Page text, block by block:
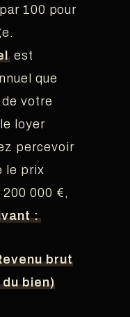
100 pour
est
que
votre
loyer
percevoir
le prix
200 000 €,
:
brut
du bien)